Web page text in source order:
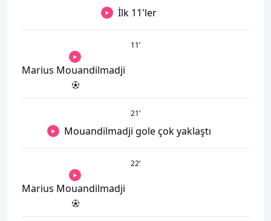
İlk 11'ler
11’
Marius Mouandilmadji
21’
Mouandilmadji gole çok yaklaştı
22’
Marius Mouandilmadji